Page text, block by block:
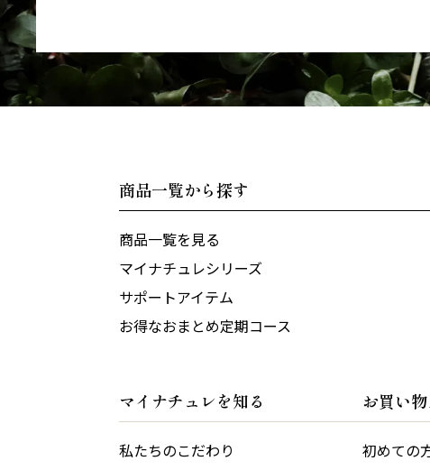
商品一覧から探す
商品一覧を見る
マイナチュレシリーズ
サポートアイテム
お得なおまとめ定期コース
マイナチュレを知る
私たちのこだわり
お買い
初めての